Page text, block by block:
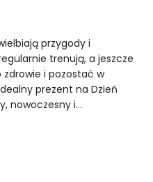
przygody i
trenują, a jeszcze
i pozostać w
prezent na Dzień
nowoczesny i…